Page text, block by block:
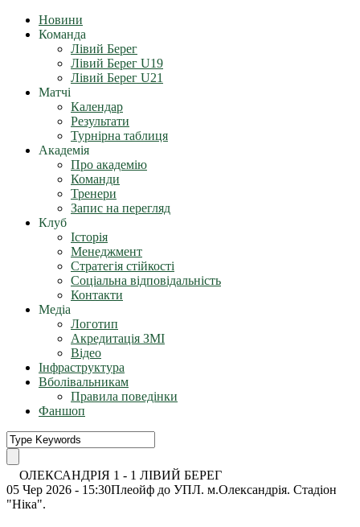
Новини
Команда
Лівий Берег
Лівий Берег U19
Лівий Берег U21
Матчі
Календар
Результати
Турнірна таблиця
Академія
Про академію
Команди
Тренери
Запис на перегляд
Клуб
Історія
Менеджмент
Стратегія стійкості
Соціальна відповідальність
Контакти
Медіа
Логотип
Акредитація ЗМІ
Відео
Інфраструктура
Вболівальникам
Правила поведінки
Фаншоп
ОЛЕКСАНДРІЯ 1 - 1 ЛІВИЙ БЕРЕГ
05 Чер 2026 - 15:30Плеойф до УПЛ. м.Олександрія. Стадіон
"Ніка".